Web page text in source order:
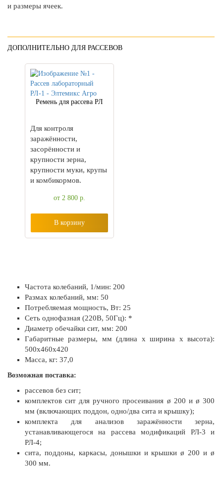
и размеры ячеек.
ДОПОЛНИТЕЛЬНО ДЛЯ РАССЕВОВ
Ремень для рассева РЛ
Для контроля
заражённости,
засорённости и
крупности зерна,
крупности муки, крупы
и комбикормов.
от 2 800 р.
В корзину
Частота колебаний, 1/мин: 200
Размах колебаний, мм: 50
Потребляемая мощность, Вт: 25
Сеть однофазная (220В, 50Гц): *
Диаметр обечайки сит, мм: 200
Габаритные размеры, мм (длина х ширина х высота):
500х460х420
Масса, кг: 37,0
Возможная поставка:
рассевов без сит;
комплектов сит для ручного просеивания ø 200 и ø 300
мм (включающих поддон, одно/два сита и крышку);
комплекта для анализов заражённости зерна,
устанавливающегося на рассева модификаций РЛ-3 и
РЛ-4;
сита, поддоны, каркасы, донышки и крышки ø 200 и ø
300 мм.